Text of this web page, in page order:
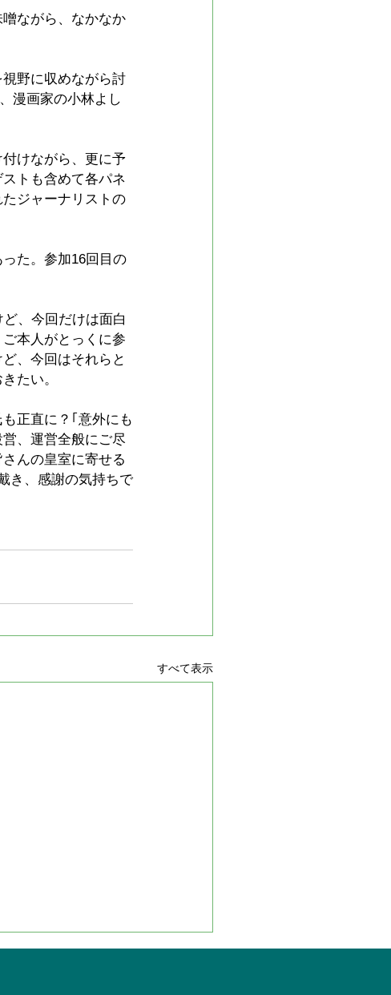
ながら、なかなか
野に収めながら討
漫画家の小林よし
けながら、更に予
トも含めて各パネ
ジャーナリストの
た。参加16回目の
、今回だけは面白
本人がとっくに参
、今回はそれらと
たい。
正直に？｢意外にも
、運営全般にご尽
んの皇室に寄せる
き、感謝の気持ちで
すべて表示